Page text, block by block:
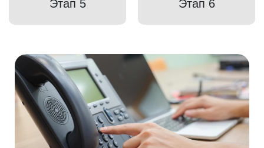
Этап 5 Этап 6